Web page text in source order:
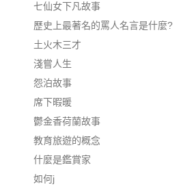
七仙女下凡故事
歷史上最著名的罵人名言是什麼?
土火木三才
淺嘗人生
怨泊故事
席下暇暖
鬱金香荷蘭故事
教育旅遊的概念
什麼是鑑賞家
如何j